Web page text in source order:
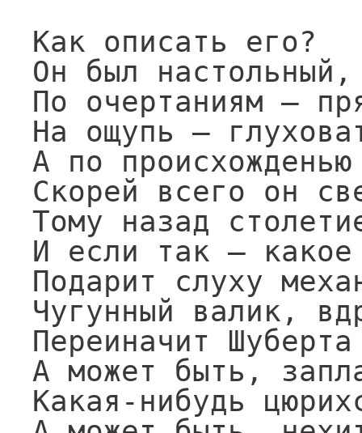
Как описать его?
Он был настольный,
По очертаниям —
На ощупь —
А по
Скорей всего он
Тому назад
И если так — какое
Подарит слуху
Чугунный валик,
Переиначит
А может быть,
Какая-нибудь